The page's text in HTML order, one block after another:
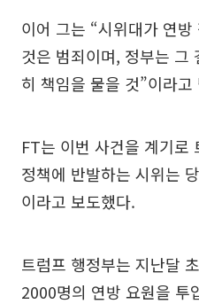
이어 그는 “시위대가 연
것은 범죄이며, 정부는 그
히 책임을 물을 것”이라고
FT는 이번 사건을 계기로
정책에 반발하는 시위는
이라고 보도했다.
트럼프 행정부는 지난달
2000명의 연방 요원을 투